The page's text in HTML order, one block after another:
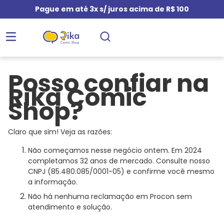
Pague em até 3x s/ juros acima de R$ 100
Posso confiar na
Rika Comic
Shop?
Claro que sim! Veja as razões:
Não começamos nesse negócio ontem. Em 2024
completamos 32 anos de mercado. Consulte nosso
CNPJ (85.480.085/0001-05) e confirme você mesmo
a informação.
Não há nenhuma reclamação em Procon sem
atendimento e solução.